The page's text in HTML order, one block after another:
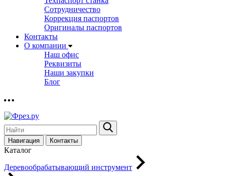
Сотрудничество
Коррекция паспортов
Оригиналы паспортов
Контакты
О компании
Наш офис
Реквизиты
Наши закупки
Блог
Навигация Контакты
Каталог
Деревообрабатывающий инструмент